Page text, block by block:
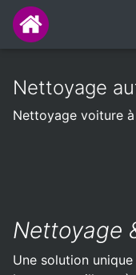
Nettoyage
Nettoyage voiture
Nettoyage
Une solution